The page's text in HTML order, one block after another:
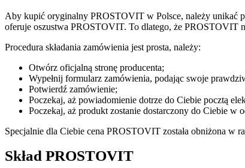
Aby kupić oryginalny PROSTOVIT w Polsce, należy unikać
oferuje oszustwa PROSTOVIT. To dlatego, że PROSTOVIT
Procedura składania zamówienia jest prosta, należy:
Otwórz oficjalną stronę producenta;
Wypełnij formularz zamówienia, podając swoje
Potwierdź zamówienie;
Poczekaj, aż powiadomienie dotrze do Ciebie pocztą
Poczekaj, aż produkt zostanie dostarczony do Ciebie w
Specjalnie dla Ciebie cena PROSTOVIT została obniżona w
Skład PROSTOVIT